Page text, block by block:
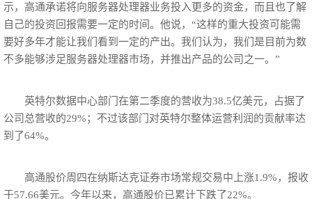
示，高通承诺将向服务器处理器业务投入更多的资金，而且也了解
自己的投资回报需要一定的时间。他说，“这样的重大投资可能需
要好多年才能让我们看到一定的产出。我们认为，我们是目前为数
不多能够涉足服务器处理器市场，并推出产品的公司之一。”
英特尔数据中心部门在第二季度的营收为38.5亿美元，占据了
公司总营收的29%；不过该部门对英特尔整体运营利润的贡献率达
到了64%。
高通股价周四在纳斯达克证券市场常规交易中上涨1.9%，报收
于57.66美元。今年以来，高通股价已累计下跌了22%。